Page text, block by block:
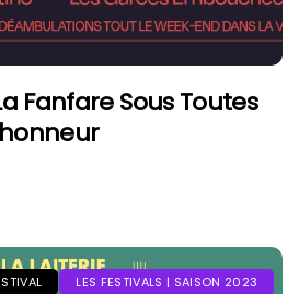
Fanfare Sous Toutes
LES FESTIVALS | SAISON 2023